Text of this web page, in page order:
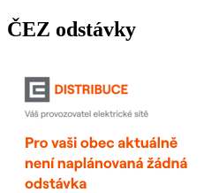
ČEZ odstávky